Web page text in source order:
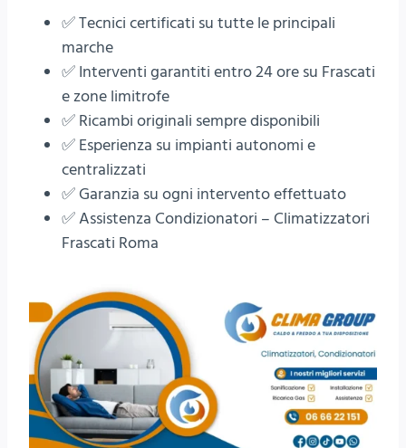
✅ Tecnici certificati su tutte le principali
marche
✅ Interventi garantiti entro 24 ore su Frascati
e zone limitrofe
✅ Ricambi originali sempre disponibili
✅ Esperienza su impianti autonomi e
centralizzati
✅ Garanzia su ogni intervento effettuato
✅ Assistenza Condizionatori – Climatizzatori
Frascati Roma